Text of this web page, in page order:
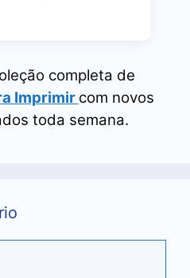
completa de
Imprimir com novos
toda semana.